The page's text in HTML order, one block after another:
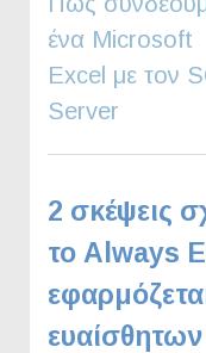
άρθρων
ένα Microsoft
Excel με τον
Server
2 σκέψεις
το Always